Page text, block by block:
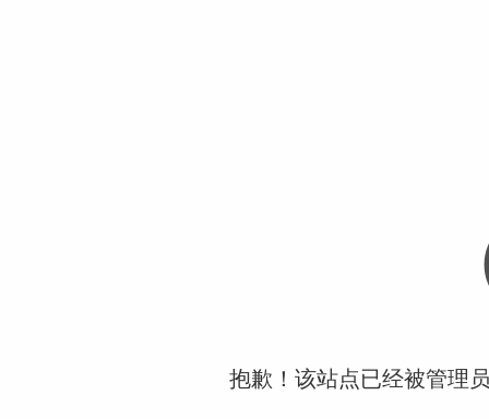
抱歉！该站点已经被管理